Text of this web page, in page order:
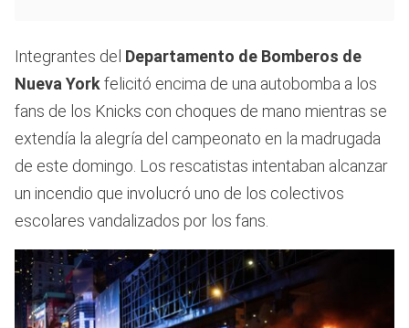
Integrantes del Departamento de Bomberos de
Nueva Yorkfelicitó encima de una autobomba a los
fans de los Knicks con choques de mano mientras se
extendía la alegría del campeonato en la madrugada
de este domingo. Los rescatistas intentaban alcanzar
un incendio que involucró uno de los colectivos
escolares vandalizados por los fans.